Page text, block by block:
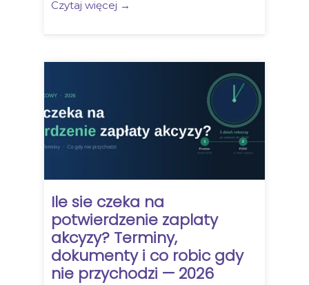
Czytaj więcej →
Ile sie czeka na
potwierdzenie zaplaty
akcyzy? Terminy,
dokumenty i co robic gdy
nie przychodzi — 2026